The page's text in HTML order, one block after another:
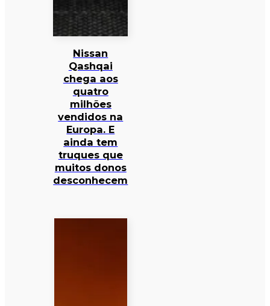
Nissan
Qashqai
chega aos
quatro
milhões
vendidos na
Europa. E
ainda tem
truques que
muitos donos
desconhecem